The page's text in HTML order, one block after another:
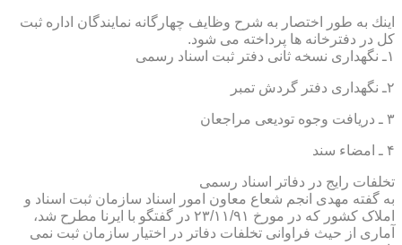
اینك به طور اختصار به شرح وظایف چهارگانه نمایندگان اداره ثبت
كل در دفترخانه ها پرداخته می شود.
۱ـ نگهداری نسخه ثانی دفتر ثبت اسناد رسمی
۲ـ نگهداری دفتر گردش تمبر
۳ ـ دریافت وجوه تودیعی مراجعان
۴ ـ امضاء سند
تخلفات رایج در دفاتر اسناد رسمی
به گفته مهدی انجم شعاع معاون امور اسناد سازمان ثبت اسناد و
املاک کشور که در مورخ ۲۳/۱۱/۹۱ در گفتگو با ایرنا مطرح شد،
آماری از حیث فراوانی تخلفات دفاتر در اختیار سازمان ثبت نمی